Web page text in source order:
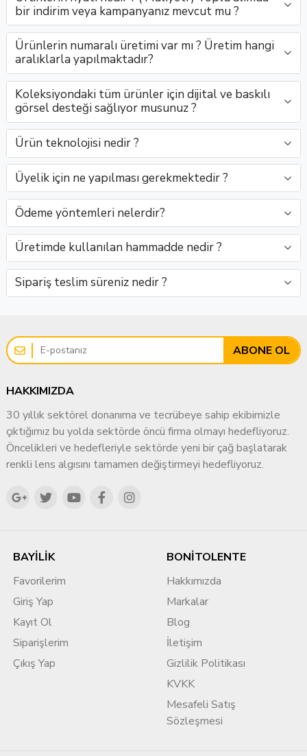
bir araya ..
sofistike
ve zarif g..
kontakt
lens, göz
al..
..
bir indirim veya kampanyanız mevcut mu ?
Ürünlerin numaralı üretimi var mı ? Üretim hangi
aralıklarla yapılmaktadır?
Koleksiyondaki tüm ürünler için dijital ve baskılı
görsel desteği sağlıyor musunuz ?
Ürün teknolojisi nedir ?
Üyelik için ne yapılması gerekmektedir ?
Ödeme yöntemleri nelerdir?
Üretimde kullanılan hammadde nedir ?
Sipariş teslim süreniz nedir ?
ABONE OL
HAKKIMIZDA
30 yıllık sektörel donanıma ve tecrübeye sahip ekibimizle
çıktığımız bu yolda sektörde öncü firma olmayı hedefliyoruz.
Öncelikleri ve hedefleriyle sektörde yeni bir çağ başlatarak
renkli lens algısını tamamen değiştirmeyi hedefliyoruz.
BAYİLİK
Favorilerim
Giriş Yap
Kayıt Ol
Siparişlerim
Çıkış Yap
BONİTOLENTE
Hakkımızda
Markalar
Blog
İletişim
Gizlilik Politikası
KVKK
Mesafeli Satış
Sözleşmesi